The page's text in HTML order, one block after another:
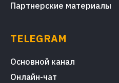
Партнерские материалы
TELEGRAM
Основной канал
Онлайн-чат